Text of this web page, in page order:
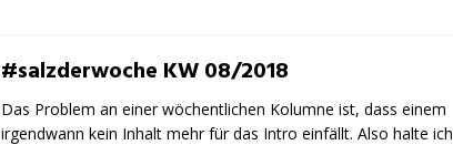
#salzderwoche KW 08/2018
Das Problem an einer wöchentlichen Kolumne ist, dass einem
irgendwann kein Inhalt mehr für das Intro einfällt. Also halte ich